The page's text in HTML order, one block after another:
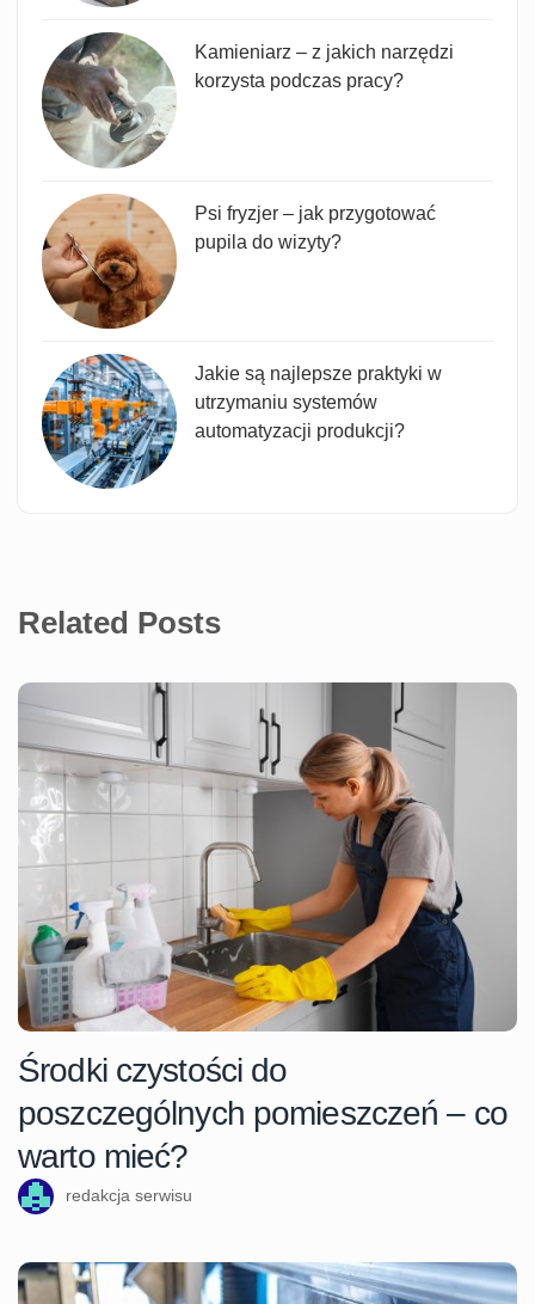
Kamieniarz – z jakich narzędzi
korzysta podczas pracy?
Psi fryzjer – jak przygotować
pupila do wizyty?
Jakie są najlepsze praktyki w
utrzymaniu systemów
automatyzacji produkcji?
Related Posts
Środki czystości do
poszczególnych pomieszczeń – co
warto mieć?
redakcja serwisu